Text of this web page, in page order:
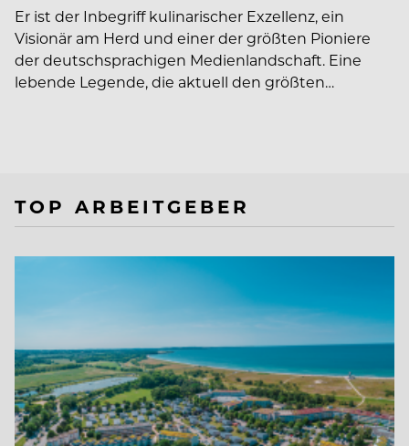
Er ist der Inbegriff kulinarischer Exzellenz, ein
Visionär am Herd und einer der größten Pioniere
der deutschsprachigen Medienlandschaft. Eine
lebende Legende, die aktuell den größten…
TOP ARBEITGEBER